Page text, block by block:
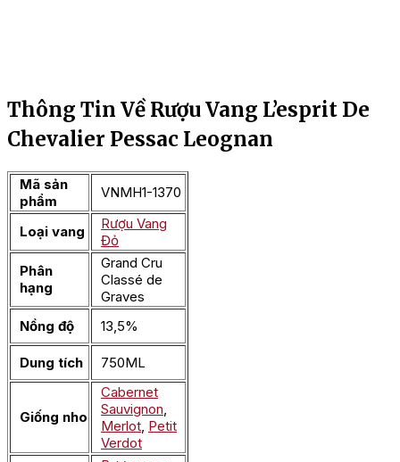
Thông Tin Về Rượu Vang L’esprit De
Chevalier Pessac Leognan
Mã sản
phẩm
VNMH1-1370
Loại vang
Rượu Vang
Đỏ
Phân
hạng
Grand Cru
Classé de
Graves
Nồng độ
13,5%
Dung tích 750ML
Giống nho
Cabernet
Sauvignon
Merlot Petit
Verdot